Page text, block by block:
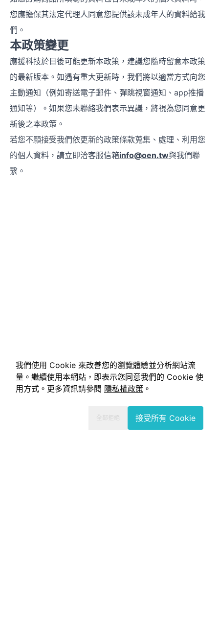
您應擔保其法定代理人同意您提供該未成年人的資料給我
們。
本政策變更
應援科技於日後可能更新本政策，建議您隨時留意本政策
的最新版本。如遇有重大更新時，我們將以適當方式向您
主動通知（例如寄送電子郵件、彈跳視窗通知、app推播
通知等）。如果您未聯絡我們表示異議，將視為您同意更
新後之本政策。
若您不願接受我們依更新的政策條款蒐集、處理、利用您
的個人資料，請立即洽客服信箱info@oen.tw與我們聯
繫。
我們使用 Cookie 來改善您的瀏覽體驗並分析網站流
量。繼續使用本網站，即表示您同意我們的 Cookie 使
用方式。更多資訊請參閱 隱私權政策 。
全部拒絕 接受所有 Cookie